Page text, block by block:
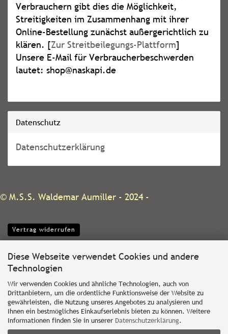
Diese Webseite verwendet Cookies und andere
Technologien
Wir verwenden Cookies und ähnliche Technologien, auch von
Drittanbietern, um die ordentliche Funktionsweise der Website zu
gewährleisten, die Nutzung unseres Angebotes zu analysieren und
Ihnen ein bestmögliches Einkaufserlebnis bieten zu können. Weitere
Informationen finden Sie in unserer Datenschutzerklärung.
Verbrauchern gibt dies die Möglichkeit,
Streitigkeiten im Zusammenhang mit ihrer
Online-Bestellung zunächst außergerichtlich zu
klären. [Zur Streitbeilegungs-Plattform]
Unsere E-Mail für Verbraucherbeschwerden
lautet: shop@naskapi.de
Datenschutz
Datenschutzerklärung
© M.S.S. Waldemar Aumiller - 2024 -
Vertrag widerrufen